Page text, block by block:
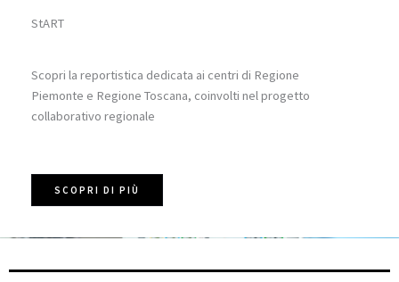
StART
Scopri la reportistica dedicata ai centri di Regione
Piemonte e Regione Toscana, coinvolti nel progetto
collaborativo regionale
SCOPRI DI PIÙ